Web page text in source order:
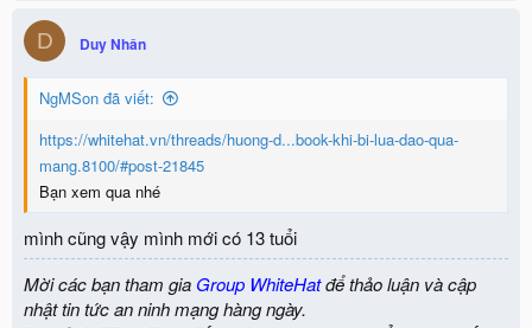
t
o
n
s
D Duy Nhân
NgMSon đã viết:
https://whitehat.vn/threads/huong-d...book-khi-bi-lua-dao-qua-
mang.8100/#post-21845
Bạn xem qua nhé
mình cũng vậy mình mới có 13 tuổi
Mời các bạn tham gia Group WhiteHatđể thảo luận và cập
nhật tin tức an ninh mạng hàng ngày.